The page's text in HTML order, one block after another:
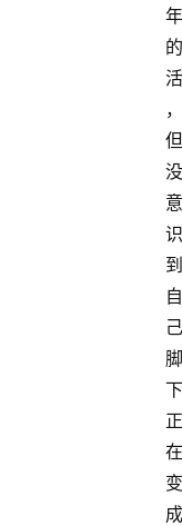
年
的
活
，
但
没
意
识
到
自
己
脚
下
正
在
变
成